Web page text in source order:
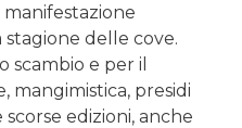
manifestazione
delle cove.
scambio e per il
mangimistica, presidi
edizioni, anche